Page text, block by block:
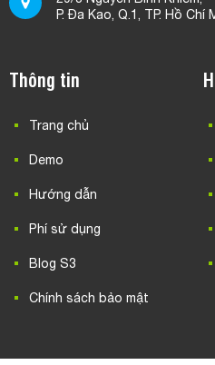
P. Đa Kao, Q.1, TP. Hồ Chí
Thông tin
Trang chủ
Demo
Hướng dẫn
Phí sử dụng
Blog S3
Chính sách bảo mật